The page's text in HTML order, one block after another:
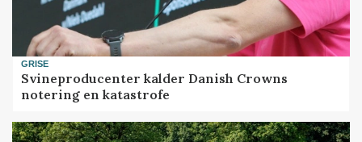
GRISE
Svineproducenter kalder Danish Crowns
notering en katastrofe